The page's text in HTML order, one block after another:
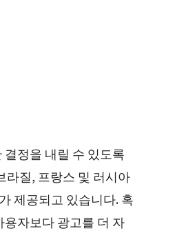
정을 내릴 수 있도록
라질, 프랑스 및 러시아
가 제공되고 있습니다.혹
자보다 광고를 더 자